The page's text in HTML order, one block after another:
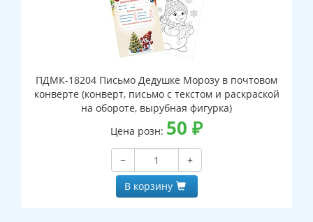
ПДМК-18204 Письмо Дедушке Морозу в почтовом
конверте (конверт, письмо с текстом и раскраской
на обороте, вырубная фигурка)
Цена розн: 50 ₽
−
+
В корзину